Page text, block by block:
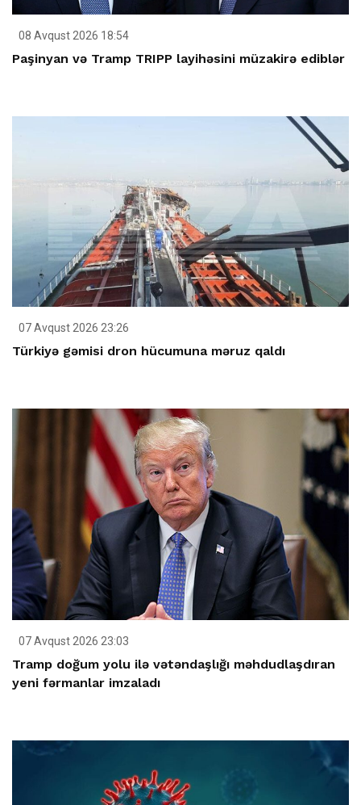
08 Avqust 2026 18:54
Paşinyan və Tramp TRIPP layihəsini müzakirə ediblər
07 Avqust 2026 23:26
Türkiyə gəmisi dron hücumuna məruz qaldı
07 Avqust 2026 23:03
Tramp doğum yolu ilə vətəndaşlığı məhdudlaşdıran
yeni fərmanlar imzaladı